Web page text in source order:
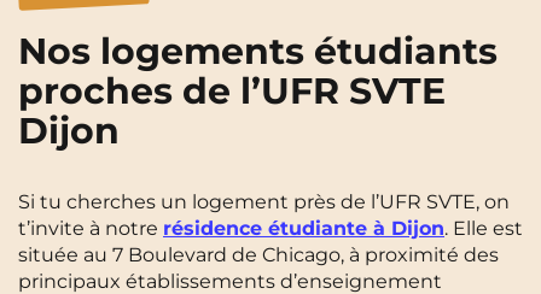
Nos logements étudiants
proches de l’UFR SVTE
Dijon
Si tu cherches un logement près de l’UFR SVTE, on
t’invite à notre résidence étudiante à Dijon. Elle est
située au 7 Boulevard de Chicago, à proximité des
principaux établissements d’enseignement